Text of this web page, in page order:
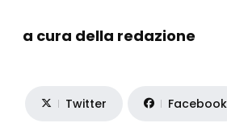
a cura della redazione
Twitter Facebook